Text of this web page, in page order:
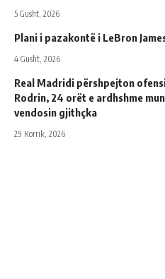
5 Gusht, 2026
Plani i pazakontë i LeBron
4 Gusht, 2026
Real Madridi përshpejton
Rodrin, 24 orët e ardhshme
vendosin gjithçka
29 Korrik, 2026